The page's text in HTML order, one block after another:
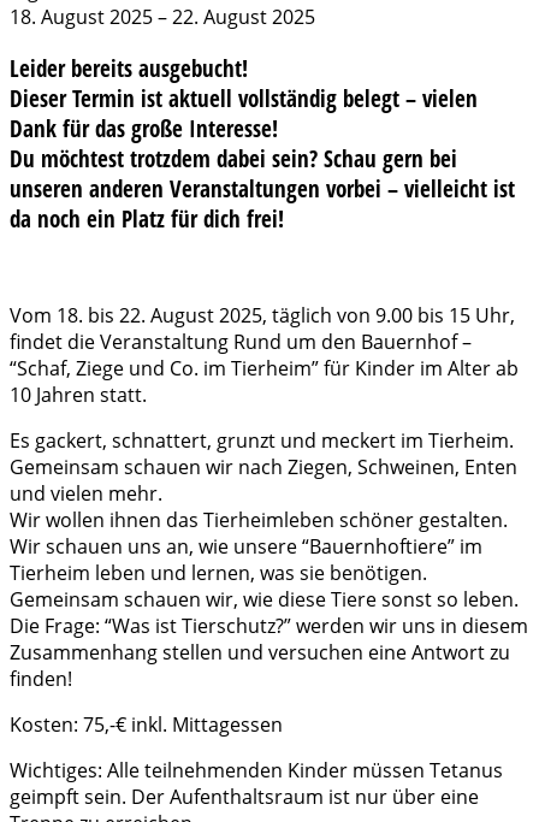
-
bereits
ausgebucht!
18. August 2025–22. August 2025
Leider bereits ausgebucht!
Dieser Termin ist aktuell vollständig belegt – vielen
Dank für das große Interesse!
Du möchtest trotzdem dabei sein? Schau gern bei
unseren anderen Veranstaltungen vorbei – vielleicht ist
da noch ein Platz für dich frei!
Vom 18. bis 22. August 2025, täglich von 9.00 bis 15 Uhr,
findet die Veranstaltung Rund um den Bauernhof –
“Schaf, Ziege und Co. im Tierheim” für Kinder im Alter ab
10 Jahren statt.
Es gackert, schnattert, grunzt und meckert im Tierheim.
Gemeinsam schauen wir nach Ziegen, Schweinen, Enten
und vielen mehr.
Wir wollen ihnen das Tierheimleben schöner gestalten.
Wir schauen uns an, wie unsere “Bauernhoftiere” im
Tierheim leben und lernen, was sie benötigen.
Gemeinsam schauen wir, wie diese Tiere sonst so leben.
Die Frage: “Was ist Tierschutz?” werden wir uns in diesem
Zusammenhang stellen und versuchen eine Antwort zu
finden!
Kosten: 75,-€ inkl. Mittagessen
Wichtiges: Alle teilnehmenden Kinder müssen Tetanus
geimpft sein. Der Aufenthaltsraum ist nur über eine